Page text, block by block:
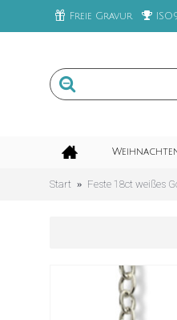
Freie Gravur
Start Feste 18ct weißes